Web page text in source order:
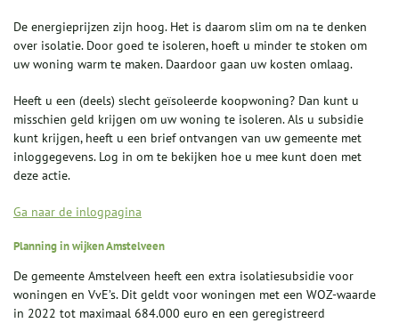
De energieprijzen zijn hoog. Het is daarom slim om na te denken
over isolatie. Door goed te isoleren, hoeft u minder te stoken om
uw woning warm te maken. Daardoor gaan uw kosten omlaag.
Heeft u een (deels) slecht geïsoleerde koopwoning? Dan kunt u
misschien geld krijgen om uw woning te isoleren. Als u subsidie
kunt krijgen, heeft u een brief ontvangen van uw gemeente met
inloggegevens. Log in om te bekijken hoe u mee kunt doen met
deze actie.
Ga naar de inlogpagina
Planning in wijken Amstelveen
De gemeente Amstelveen heeft een extra isolatiesubsidie voor
woningen en VvE’s. Dit geldt voor woningen met een WOZ-waarde
in 2022 tot maximaal 684.000 euro en een geregistreerd